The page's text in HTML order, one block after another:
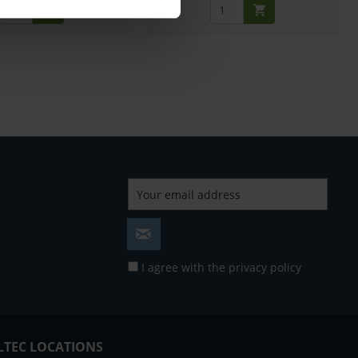
I agree with the privacy policy
LOCATIONS